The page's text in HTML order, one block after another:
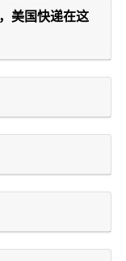
美国快递在这